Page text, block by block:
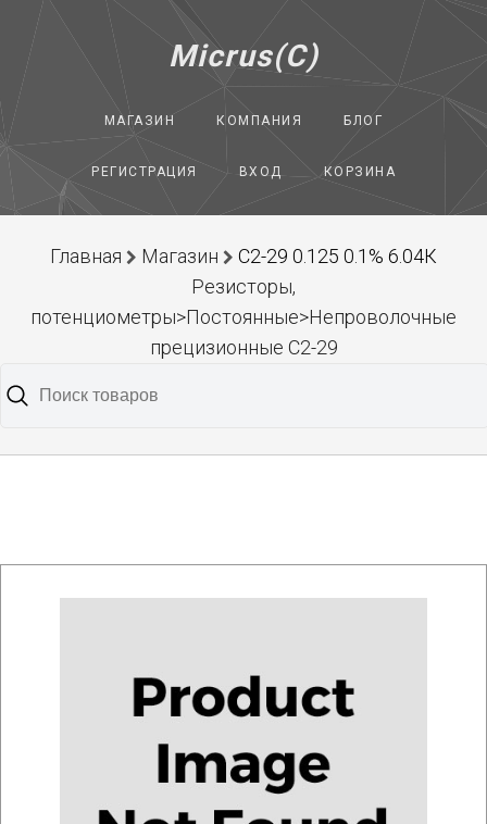
Micrus(C)
МАГАЗИН КОМПАНИЯ БЛОГ
РЕГИСТРАЦИЯ ВХОД КОРЗИНА
Главная Магазин
С2-29 0.125 0.1% 6.04К
Резисторы,
потенциометры>Постоянные>Непроволочные
прецизионные С2-29